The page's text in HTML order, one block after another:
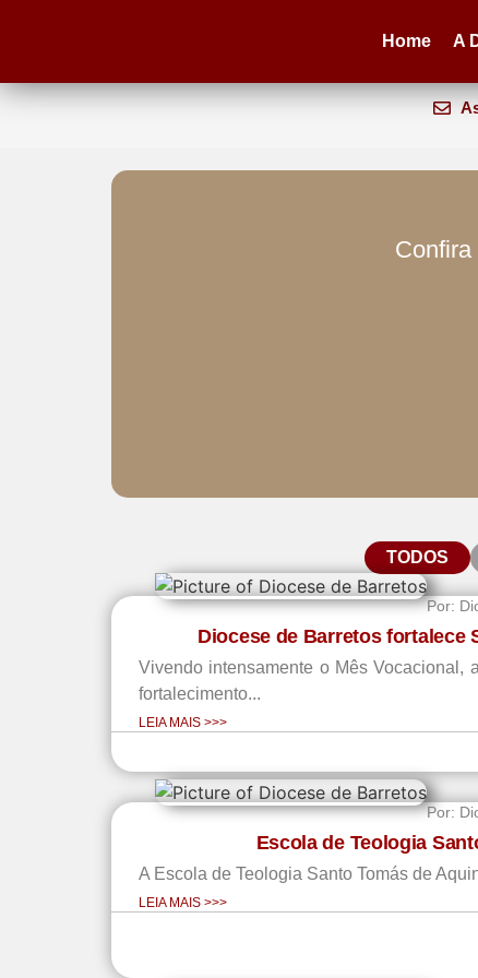
Home A
TODOS
Por:
Diocese de Barretos fortalece
Vivendo intensamente o Mês Vocacional,
fortalecimento...
LEIA MAIS >>>
Por:
Escola de Teologia
A Escola de Teologia Santo Tomás de
LEIA MAIS >>>